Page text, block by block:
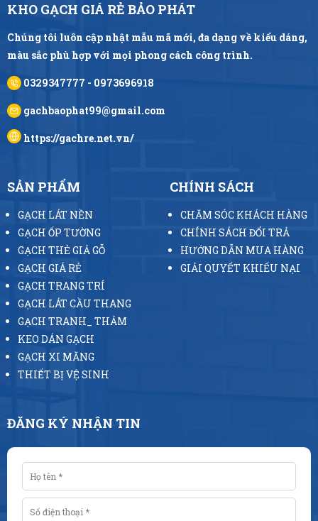
KHO GẠCH GIÁ RẺ BẢO PHÁT
Chúng tôi luôn cập nhật mẫu mã mới, đa dạng về kiểu dáng,
màu sắc phù hợp với mọi phong cách công trình.
0329347777 - 0973696918
gachbaophat99@gmail.com
https://gachre.net.vn/
SẢN PHẨM
GẠCH LÁT NỀN
GẠCH ỐP TƯỜNG
GẠCH THẺ GIẢ GỖ
GẠCH GIÁ RẺ
GẠCH TRANG TRÍ
GẠCH LÁT CẦU THANG
GẠCH TRANH_ THẢM
KEO DÁN GẠCH
GẠCH XI MĂNG
THIẾT BỊ VỆ SINH
CHÍNH SÁCH
CHĂM SÓC KHÁCH HÀNG
CHÍNH SÁCH ĐỔI TRẢ
HƯỚNG DẪN MUA HÀNG
GIẢI QUYẾT KHIẾU NẠI
ĐĂNG KÝ NHẬN TIN